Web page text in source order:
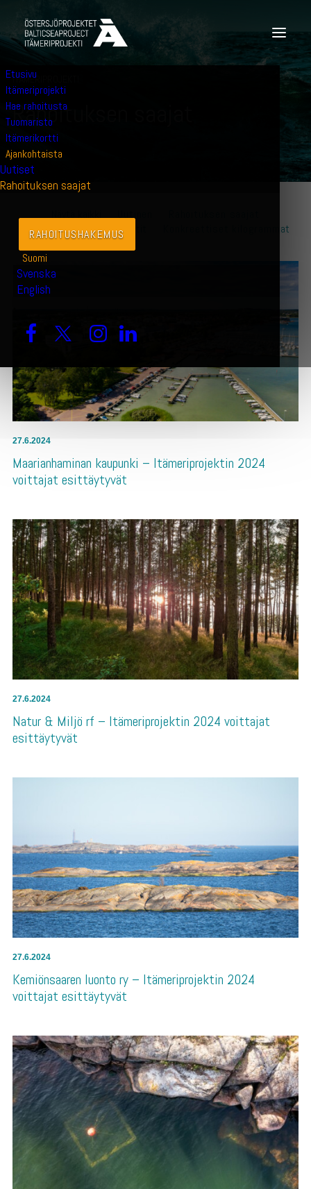
Etusivu
Itämeriprojekti
Hae rahoitusta
Tuomaristo
Itämerikortti
Ajankohtaista
Uutiset
Rahoituksen saajat
RAHOITUSHAKEMUS
Suomi
Svenska
English
ITÄMERIPROJEKTI
Rahoit
Lasten ja nuorten projektit
Konkreettiset kilogrammat
27.6.2024
Maarianhaminan kaupunki – Itämeriprojektin 2024
voittajat esittäytyvät
27.6.2024
Natur & Miljö rf – Itämeriprojektin 2024 voittajat
esittäytyvät
27.6.2024
Kemiönsaaren luonto ry – Itämeriprojektin 2024
voittajat esittäytyvät